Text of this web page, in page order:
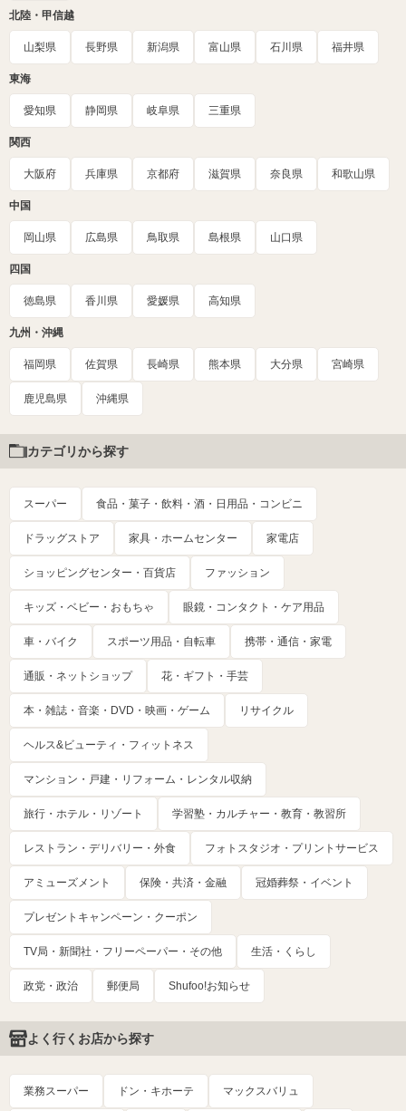
北陸・甲信越
山梨県 長野県 新潟県 富山県 石川県 福井県
東海
愛知県 静岡県 岐阜県 三重県
関西
大阪府 兵庫県 京都府 滋賀県 奈良県 和歌山県
中国
岡山県 広島県 鳥取県 島根県 山口県
四国
徳島県 香川県 愛媛県 高知県
九州・沖縄
福岡県 佐賀県 長崎県 熊本県 大分県 宮崎県
鹿児島県 沖縄県
カテゴリから探す
スーパー 食品・菓子・飲料・酒・日用品・コンビニ
ドラッグストア 家具・ホームセンター 家電店
ショッピングセンター・百貨店 ファッション
キッズ・ベビー・おもちゃ 眼鏡・コンタクト・ケア用品
車・バイク スポーツ用品・自転車 携帯・通信・家電
通販・ネットショップ 花・ギフト・手芸
本・雑誌・音楽・DVD・映画・ゲーム リサイクル
ヘルス&ビューティ・フィットネス
マンション・戸建・リフォーム・レンタル収納
旅行・ホテル・リゾート 学習塾・カルチャー・教育・教習所
レストラン・デリバリー・外食 フォトスタジオ・プリントサービス
アミューズメント 保険・共済・金融 冠婚葬祭・イベント
プレゼントキャンペーン・クーポン
TV局・新聞社・フリーペーパー・その他 生活・くらし
政党・政治 郵便局 Shufoo!お知らせ
よく行くお店から探す
業務スーパー ドン・キホーテ マックスバリュ